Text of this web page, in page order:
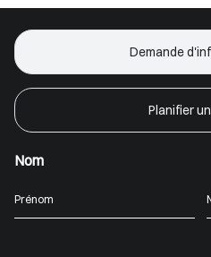
Demande
Planifier
Nom